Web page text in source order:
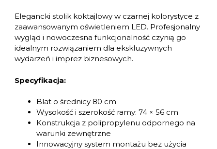
Elegancki stolik koktajlowy w czarnej kolorystyce z
zaawansowanym oświetleniem LED. Profesjonalny
wygląd i nowoczesna funkcjonalność czynią go
idealnym rozwiązaniem dla ekskluzywnych
wydarzeń i imprez biznesowych.
Specyfikacja:
Blat o średnicy 80 cm
Wysokość i szerokość ramy: 74 × 56 cm
Konstrukcja z polipropylenu odpornego na
warunki zewnętrzne
Innowacyjny system montażu bez użycia